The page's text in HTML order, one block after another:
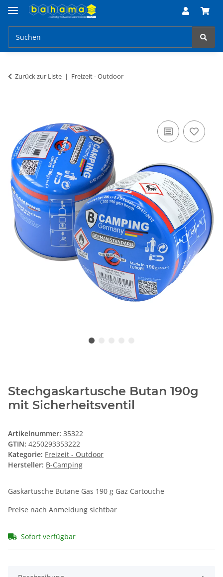
Zurück zur Liste Freizeit - Outdoor
Stechgaskartusche Butan 190g
mit Sicherheitsventil
Artikelnummer: 35322
GTIN: 4250293353222
Kategorie: Freizeit - Outdoor
Hersteller: B-Camping
Gaskartusche Butane Gas 190 g Gaz Cartouche
Preise nach Anmeldung sichtbar
Sofort verfügbar